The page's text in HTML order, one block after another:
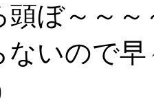
ぼ～～～
ないので